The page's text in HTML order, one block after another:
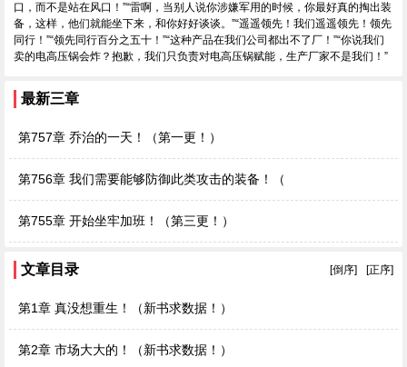
口，而不是站在风口！”“雷啊，当别人说你涉嫌军用的时候，你最好真的掏出装
备，这样，他们就能坐下来，和你好好谈谈。”“遥遥领先！我们遥遥领先！领先
同行！”“领先同行百分之五十！”“这种产品在我们公司都出不了厂！”“你说我们
卖的电高压锅会炸？抱歉，我们只负责对电高压锅赋能，生产厂家不是我们！”
最新三章
第757章 乔治的一天！（第一更！）
第756章 我们需要能够防御此类攻击的装备！（
第755章 开始坐牢加班！（第三更！）
文章目录 [正序]
[倒序]
第1章 真没想重生！（新书求数据！）
第2章 市场大大的！（新书求数据！）